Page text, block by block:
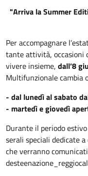
"Arriva la Summer
Per accompagnare
tante attività, occasioni
vivere insieme, dall’8
Multifunzionale cambia
- dal lunedì al sabato
- martedì e giovedì
Durante il periodo
serali speciali dedicate
che verranno